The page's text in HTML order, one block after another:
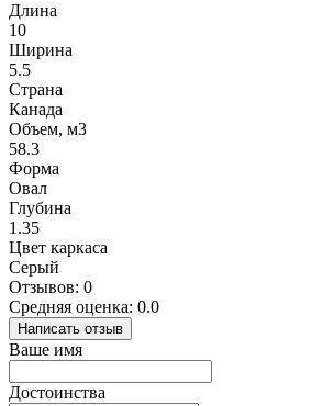
Длина
10
Ширина
5.5
Страна
Канада
Объем, м3
58.3
Форма
Овал
Глубина
1.35
Цвет каркаса
Серый
Отзывов: 0
Средняя оценка: 0.0
Написать отзыв
Ваше имя
Достоинства